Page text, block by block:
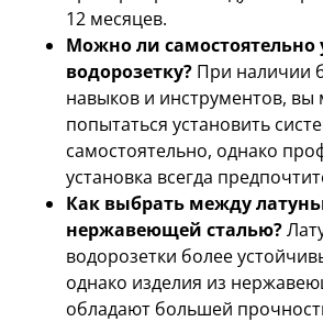
12 месяцев.
Можно ли самостоятельно
водорозетку? При наличии
навыков и инструментов, вы
попытаться установить
самостоятельно, однако
установка всегда
Как выбрать между
нержавеющей сталью?
водорозетки более
однако изделия из
обладают большей